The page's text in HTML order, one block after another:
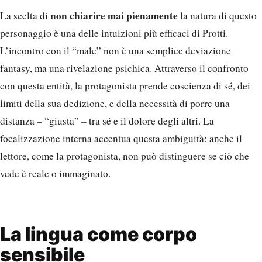
La scelta di non chiarire mai pienamentela natura di questo
personaggio è una delle intuizioni più efficaci di Protti.
L’incontro con il “male” non è una semplice deviazione
fantasy, ma una rivelazione psichica. Attraverso il confronto
con questa entità, la protagonista prende coscienza di sé, dei
limiti della sua dedizione, e della necessità di porre una
distanza – “giusta” – tra sé e il dolore degli altri. La
focalizzazione interna accentua questa ambiguità: anche il
lettore, come la protagonista, non può distinguere se ciò che
vede è reale o immaginato.
La lingua come corpo
sensibile